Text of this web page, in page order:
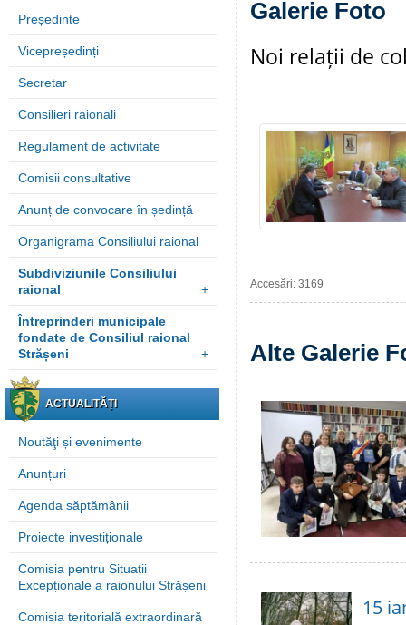
Președinte
Vicepreședinți
Secretar
Consilieri raionali
Regulament de activitate
Comisii consultative
Anunț de convocare în ședință
Organigrama Consiliului raional
Subdiviziunile Consiliului
raional
+
Întreprinderi municipale
fondate de Consiliul raional
Strășeni
+
ACTUALITĂȚI
Noutăţi și evenimente
Anunțuri
Agenda săptămânii
Proiecte investiționale
Comisia pentru Situații
Excepționale a raionului Strășeni
Comisia teritorială extraordinară
Galerie Foto
Noi relații de
Accesări: 3169
Alte Galerie
15